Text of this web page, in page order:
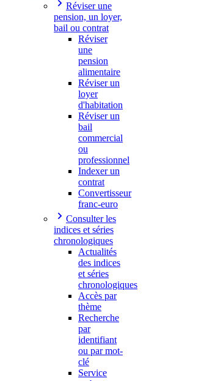
Réviser une
pension, un loyer,
bail ou contrat
Réviser
une
pension
alimentaire
Réviser un
loyer
d'habitation
Réviser un
bail
commercial
ou
professionnel
Indexer un
contrat
Convertisseur
franc-euro
Consulter les
indices et séries
chronologiques
Actualités
des indices
et séries
chronologiques
Accès par
thème
Recherche
par
identifiant
ou par mot-
clé
Service